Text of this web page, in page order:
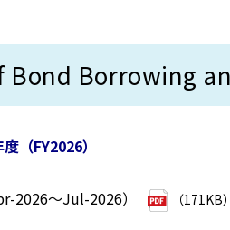
Bond Borrowing
（FY2026）
2026～Jul-2026） （171KB